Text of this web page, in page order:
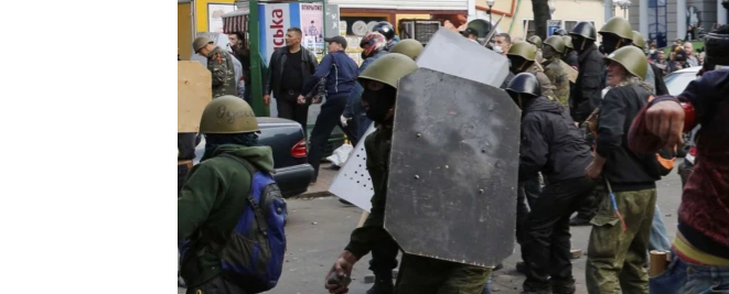
УКРАЇНСЬКА ПРОБЛЕМА КРИМУ